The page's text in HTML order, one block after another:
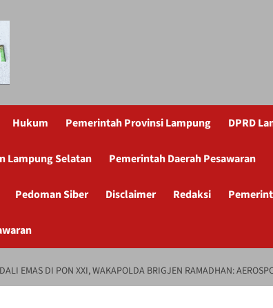
Hukum Pemerintah Provinsi Lampung DPRD
Lampung Selatan Pemerintah Daerah Pesawaran
Pedoman Siber Disclaimer Redaksi
EMAS DI PON XXI, WAKAPOLDA BRIGJEN RAMADHAN: